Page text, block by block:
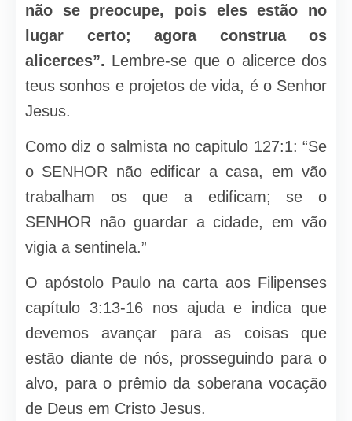
não se preocupe, pois eles estão no
lugar certo; agora construa os
alicerces”. Lembre-se que o alicerce dos
teus sonhos e projetos de vida, é o Senhor
Jesus.
Como diz o salmista no capitulo 127:1: “Se
o SENHOR não edificar a casa, em vão
trabalham os que a edificam; se o
SENHOR não guardar a cidade, em vão
vigia a sentinela.”
O apóstolo Paulo na carta aos Filipenses
capítulo 3:13-16 nos ajuda e indica que
devemos avançar para as coisas que
estão diante de nós, prosseguindo para o
alvo, para o prêmio da soberana vocação
de Deus em Cristo Jesus.